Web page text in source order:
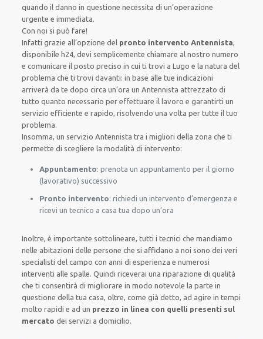
quando il danno in questione necessita di un’operazione
urgente e immediata.
Con noi si può fare!
Infatti grazie all’opzione del pronto intervento Antennista,
disponibile h24, devi semplicemente chiamare al nostro numero
e comunicare il posto preciso in cui ti trovi a Lugo e la natura del
problema che ti trovi davanti: in base alle tue indicazioni
arriverà da te dopo circa un’ora un Antennista attrezzato di
tutto quanto necessario per effettuare il lavoro e garantirti un
servizio efficiente e rapido, risolvendo una volta per tutte il tuo
problema.
Insomma, un servizio Antennista tra i migliori della zona che ti
permette di scegliere la modalità di intervento:
Appuntamento: prenota un appuntamento per il giorno
(lavorativo) successivo
Pronto intervento: richiedi un intervento d’emergenza e
ricevi un tecnico a casa tua dopo un’ora
Inoltre, è importante sottolineare, tutti i tecnici che mandiamo
nelle abitazioni delle persone che si affidano a noi sono dei veri
specialisti del campo con anni di esperienza e numerosi
interventi alle spalle. Quindi riceverai una riparazione di qualità
che ti consentirà di migliorare in modo notevole la parte in
questione della tua casa, oltre, come già detto, ad agire in tempi
molto rapidi e ad un prezzo in linea con quelli presenti sul
mercato dei servizi a domicilio.